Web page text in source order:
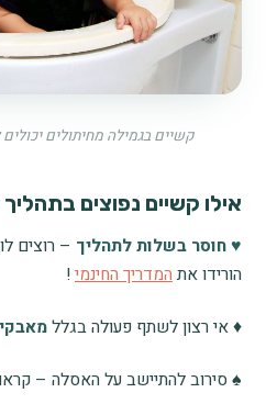
קשיים בגמילה מחיתולים
אילו קשיים נפוצים
♥ חוסר בשלות לתהליך – רוצים
הורידו אתהמדריך החינמי!
♦ אי רצון לשתף פעולה בגלל
♠ סירוב להתיישב על האסלה –